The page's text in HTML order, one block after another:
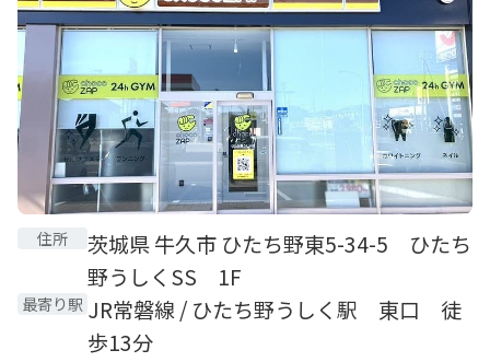
住所
茨城県 牛久市 ひたち野東5-34-5 ひたち
野うしくSS 1F
最寄り駅 JR常磐線 / ひたち野うしく駅 東口 徒
歩13分